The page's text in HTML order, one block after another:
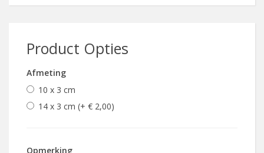
Product Opties
Afmeting
10 x 3 cm
14 x 3 cm (+ € 2,00)
Opmerking